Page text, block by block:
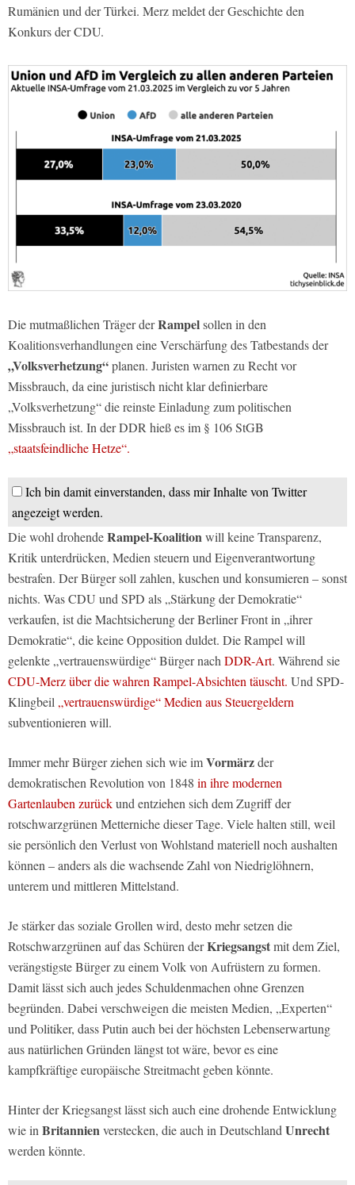
Rumänien und der Türkei. Merz meldet der Geschichte den
Konkurs der CDU.
Die mutmaßlichen Träger derRampelsollen in den
Koalitionsverhandlungen eine Verschärfung des Tatbestands der
„Volksverhetzung“planen. Juristen warnen zu Recht vor
Missbrauch, da eine juristisch nicht klar definierbare
„Volksverhetzung“ die reinste Einladung zum politischen
Missbrauch ist. In der DDR hieß es im § 106 StGB
„staatsfeindliche Hetze“.
Ich bin damit einverstanden, dass mir Inhalte von Twitter
angezeigt werden.
Die wohl drohendeRampel-Koalitionwill keine Transparenz,
Kritik unterdrücken, Medien steuern und Eigenverantwortung
bestrafen. Der Bürger soll zahlen, kuschen und konsumieren – sonst
nichts. Was CDU und SPD als „Stärkung der Demokratie“
verkaufen, ist die Machtsicherung der Berliner Front in „ihrer
Demokratie“, die keine Opposition duldet. Die Rampel will
gelenkte „vertrauenswürdige“ Bürger nachDDR-Art. Während sie
CDU-Merz über die wahren Rampel-Absichten täuscht. Und SPD-
Klingbeil„vertrauenswürdige“ Medien aus Steuergeldern
subventionieren will.
Immer mehr Bürger ziehen sich wie imVormärzder
demokratischen Revolution von 1848 in ihre modernen
Gartenlauben zurückund entziehen sich dem Zugriff der
rotschwarzgrünen Metterniche dieser Tage. Viele halten still, weil
sie persönlich den Verlust von Wohlstand materiell noch aushalten
können – anders als die wachsende Zahl von Niedriglöhnern,
unterem und mittleren Mittelstand.
Je stärker das soziale Grollen wird, desto mehr setzen die
Rotschwarzgrünen auf das Schüren derKriegsangstmit dem Ziel,
verängstigste Bürger zu einem Volk von Aufrüstern zu formen.
Damit lässt sich auch jedes Schuldenmachen ohne Grenzen
begründen. Dabei verschweigen die meisten Medien, „Experten“
und Politiker, dass Putin auch bei der höchsten Lebenserwartung
aus natürlichen Gründen längst tot wäre, bevor es eine
kampfkräftige europäische Streitmacht geben könnte.
Hinter der Kriegsangst lässt sich auch eine drohende Entwicklung
wie inBritannienverstecken, die auch in DeutschlandUnrecht
werden könnte.